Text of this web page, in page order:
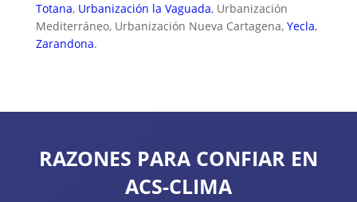
Totana, Urbanización la Vaguada, Urbanización
Mediterráneo, Urbanización Nueva Cartagena, Yecla,
Zarandona.
RAZONES PARA CONFIAR EN
ACS-CLIMA